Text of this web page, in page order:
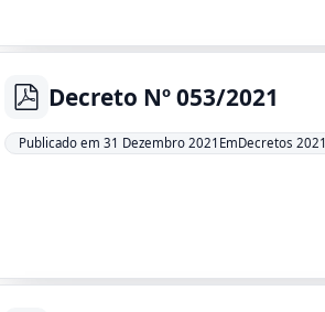
pdf
Decreto Nº 053/2021
Publicado em 31 Dezembro 2021 EmDecretos 2021